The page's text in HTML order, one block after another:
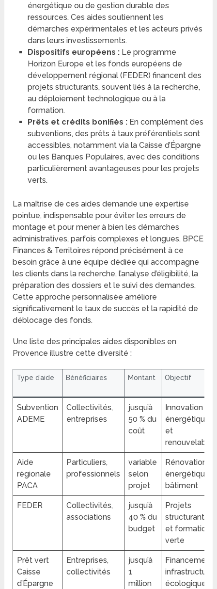
énergétique ou de gestion durable des
ressources. Ces aides soutiennent les
démarches expérimentales et les acteurs privés
dans leurs investissements.
Dispositifs européens :Le programme
Horizon Europe et les fonds européens de
développement régional (FEDER) financent des
projets structurants, souvent liés à la recherche,
au déploiement technologique ou à la
formation.
Prêts et crédits bonifiés :En complément des
subventions, des prêts à taux préférentiels sont
accessibles, notamment via la Caisse d’Épargne
ou les Banques Populaires, avec des conditions
particulièrement avantageuses pour les projets
verts.
La maîtrise de ces aides demande une expertise
pointue, indispensable pour éviter les erreurs de
montage et pour mener à bien les démarches
administratives, parfois complexes et longues. BPCE
Finances & Territoires répond précisément à ce
besoin grâce à une équipe dédiée qui accompagne
les clients dans la recherche, l’analyse d’éligibilité, la
préparation des dossiers et le suivi des demandes.
Cette approche personnalisée améliore
significativement le taux de succès et la rapidité de
déblocage des fonds.
Une liste des principales aides disponibles en
Provence illustre cette diversité :
Type d’aide Bénéficiaires Montant Objectif
Subvention
ADEME
Collectivités,
entreprises
jusqu’à
50 % du
coût
Innovation
énergétique
et
renouvelables
Aide
régionale
PACA
Particuliers,
professionnels
variable
selon
projet
Rénovation
énergétique
bâtiment
FEDER
Collectivités,
associations
jusqu’à
40 % du
budget
Projets
structurants
et formation
verte
Prêt vert
Caisse
d’Épargne
Entreprises,
collectivités
jusqu’à
1
million
Financement
écologiques